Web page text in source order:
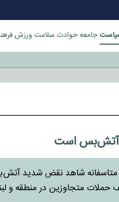
جامعهحوادث سلامت ورزش
شکست خورد
آتش‌بس است
متاسفانه شاهد نقض شدید
حملات متجاوزین در